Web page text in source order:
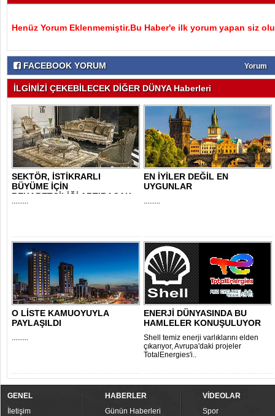
Henüz Yorum Eklenmemiştir.Bu Haber'e ilk yorum yapan siz
FACEBOOK YORUM Yorum
İLGİNİZİ ÇEKEBİLECEK DİĞER DÜNYA Haberleri
SEKTÖR, İSTİKRARLI
BÜYÜME İÇİN
REKABETÇİLİĞİ ARTIRACAK
DESTE..
.........
EN İYİLER DEĞİL EN
UYGUNLAR
.........
O LİSTE KAMUOYUYLA
PAYLAŞILDI
.........
ENERJİ DÜNYASINDA BU
HAMLELER KONUŞULUYOR
Shell temiz enerji varlıklarını elden
çıkarıyor, Avrupa'daki projeler
TotalEnergies'i..
GENEL
İletişim
HABERLER
Günün Haberleri
VİDEOLAR
Spor